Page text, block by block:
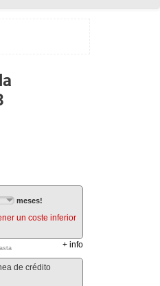
meses!
un coste inferior
+ info
de crédito